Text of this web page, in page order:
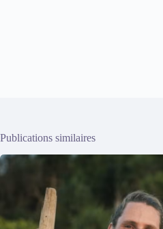
Publications similaires